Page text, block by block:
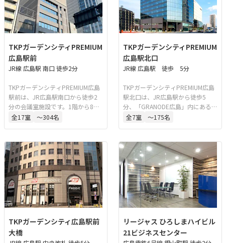
TKPガーデンシティPREMIUM
広島駅前
JR線 広島駅 南口 徒歩2分
TKPガーデンシティPREMIUM広島
駅前は、JR広島駅南口から徒歩2
分の会議室施設です。1階から8階
までのビル全体が会議室となって
内には4階に喫煙所も設置されてい
ます。
全17室 〜304名
TKPガーデンシティPREMIUM
広島駅北口
JR線 広島駅 徒歩 5分
TKPガーデンシティPREMIUM広島
駅北口は、JR広島駅から徒歩5
分、「GRANODE広島」内にある会
議室施設です。最大144名収容のホ
会、式典など多様な用途に対応し
ています。
全7室 〜175名
TKPガーデンシティ広島駅前
大橋
リージャス ひろしまハイビル
21ビジネスセンター